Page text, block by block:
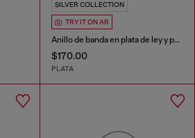
SILVER COLLECTION
TRY IT ON AR
Anillo de banda en plata de ley y perlas
$170.00
PLATA